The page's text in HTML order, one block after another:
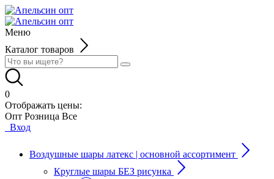
Меню
Каталог товаров
0
Отображать цены:
Опт Розница Все
Вход
Воздушные шары латекс | основной ассортимент
Круглые шары БЕЗ рисунка